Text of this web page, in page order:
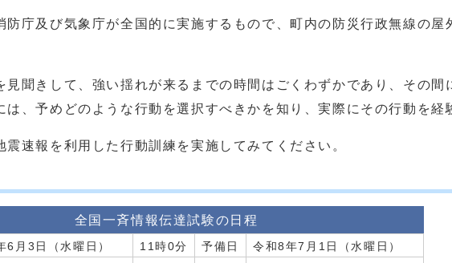
防庁及び気象庁が全国的に実施するもので、町内の防災行政無線の
見聞きして、強い揺れが来るまでの時間はごくわずかであり、その
は、予めどのような行動を選択すべきかを知り、実際にその行動を経
震速報を利用した行動訓練を実施してみてください。
全国一斉情報伝達試験の日程
6月3日（水曜日） 11時0分 予備日
令和8年7月1日（水曜日）